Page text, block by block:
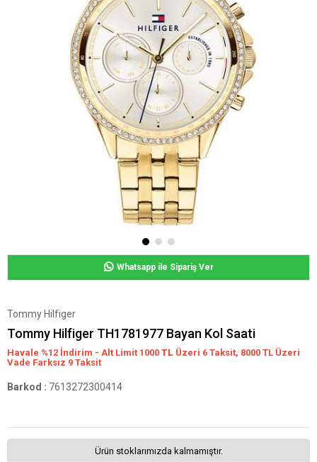
Whatsapp ile Sipariş Ver
Tommy Hilfiger
Tommy Hilfiger TH1781977 Bayan Kol Saati
Havale %12 İndirim - Alt Limit 1000 TL Üzeri 6 Taksit, 8000 TL Üzeri
Vade Farksız 9 Taksit
Barkod : 7613272300414
Ürün stoklarımızda kalmamıştır.